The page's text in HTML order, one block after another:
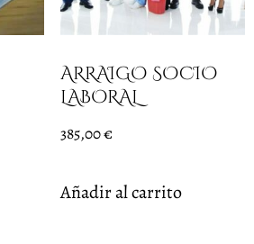
ARRAIGO SOCIO
LABORAL
385,00€
Añadir al carrito